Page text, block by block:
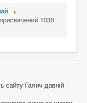
1030
сайту Галич давній